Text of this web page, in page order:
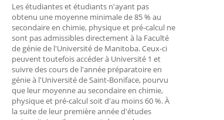
Les étudiantes et étudiants n'ayant pas
obtenu une moyenne minimale de 85 % au
secondaire en chimie, physique et pré-calcul ne
sont pas admissibles directement à la Faculté
de génie de l'Université de Manitoba. Ceux-ci
peuvent toutefois accéder à Université 1 et
suivre des cours de l'année préparatoire en
génie à l'Université de Saint‑Boniface, pourvu
que leur moyenne au secondaire en chimie,
physique et pré-calcul soit d'au moins 60 %. À
la suite de leur première année d'études